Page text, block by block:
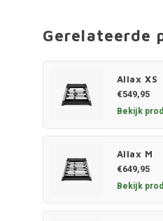
Gerelateerde
Allax XS
€549,95
Bekijk
Allax M
€649,95
Bekijk